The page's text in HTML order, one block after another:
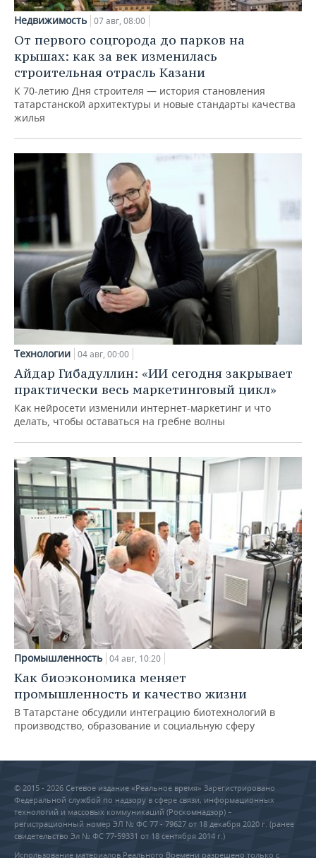
Недвижимость 07 авг, 08:00
От первого соцгорода до парков на
крышах: как за век изменилась
строительная отрасль Казани
К 70-летию Дня строителя — история становления
татарстанской архитектуры и новые стандарты качества
жилья
Технологии 04 авг, 00:00
Айдар Гибадуллин: «ИИ сегодня закрывает
практически весь маркетинговый цикл»
Как нейросети изменили интернет-маркетинг и что
делать, чтобы оставаться на гребне волны
Промышленность 04 авг, 10:20
Как биоэкономика меняет
промышленность и качество жизни
В Татарстане обсудили интеграцию биотехнологий в
производство, образование и социальную сферу
© 2015 - 2026 Сетевое издание «Реальное время» Зарегистрировано
Федеральной службой по надзору в сфере связи, информационных
технологий и массовых коммуникаций (Роскомнадзор) –
регистрационный номер ЭЛ № ФС 77 - 79627 от 18 декабря 2020 г. (ранее
свидетельство Эл № ФС 77-59331 от 18 сентября 2014 г.)
Использование материалов Реального Времени разрешено только с